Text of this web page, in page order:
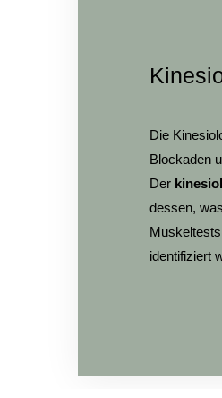
Die
Blockaden
Der
dessen,
identifiziert